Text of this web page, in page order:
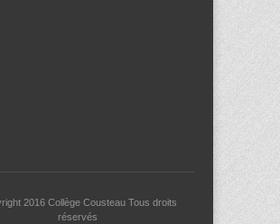
2016 Collège Cousteau Tous droits
réservés